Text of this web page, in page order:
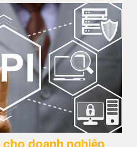
doanh nghiệp